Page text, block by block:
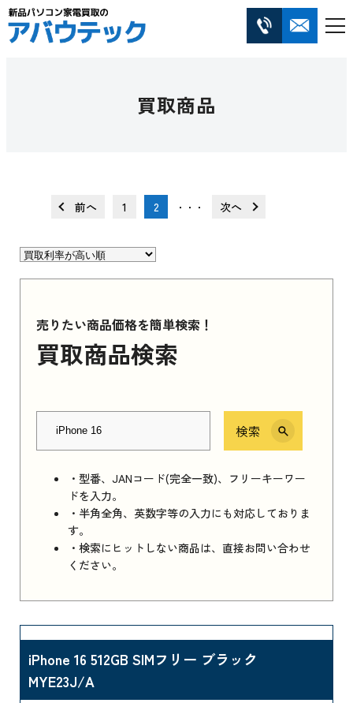
買取商品
前へ 1 2 ・・・ 次へ
売りたい商品価格を簡単検索！
買取商品検索
検索
・型番、JANコード(完全一致)、フリーキーワー
ドを入力。
・半角全角、英数字等の入力にも対応しておりま
す。
・検索にヒットしない商品は、直接お問い合わせ
ください。
iPhone 16 512GB SIMフリー ブラック
MYE23J/A